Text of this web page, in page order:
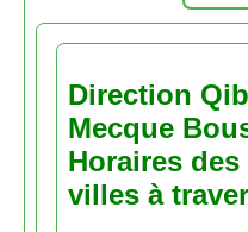
Direction
Mecque
Horaires
villes à